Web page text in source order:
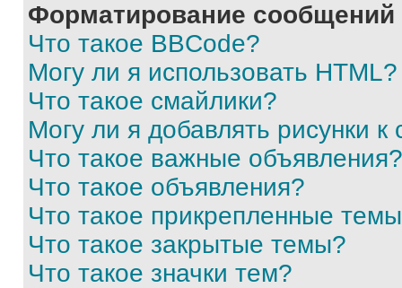
Форматирование
Что такое BBCode?
Могу ли я использовать HTML?
Что такое смайлики?
Могу ли я добавлять рисунки
Что такое важные объявления?
Что такое объявления?
Что такое прикрепленные
Что такое закрытые темы?
Что такое значки тем?